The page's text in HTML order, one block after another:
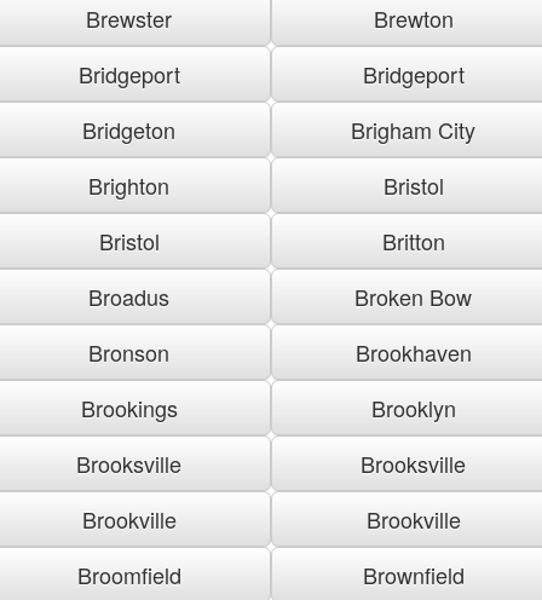
Brewster
Brewton
Bridgeport
Bridgeport
Bridgeton
Brigham City
Brighton
Bristol
Bristol
Britton
Broadus
Broken Bow
Bronson
Brookhaven
Brookings
Brooklyn
Brooksville
Brooksville
Brookville
Brookville
Broomfield
Brownfield